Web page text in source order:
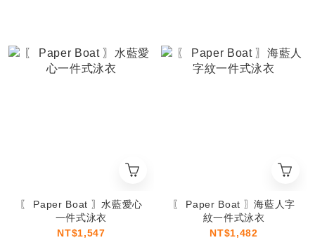
〖 Paper Boat 〗水藍愛心
一件式泳衣
NT$1,547
〖 Paper Boat 〗海藍人字
紋一件式泳衣
NT$1,482